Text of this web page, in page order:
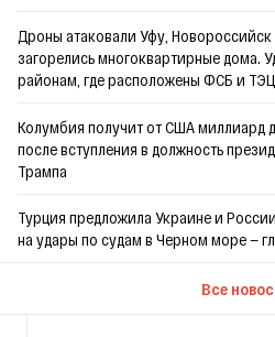
Дроны атаковали Уфу, Новороссийск
загорелись многоквартирные дома.
районам, где расположены ФСБ и ТЭЦ
Колумбия получит от США миллиард
после вступления в должность
Трампа
Турция предложила Украине и
на удары по судам в Черном море —
Все